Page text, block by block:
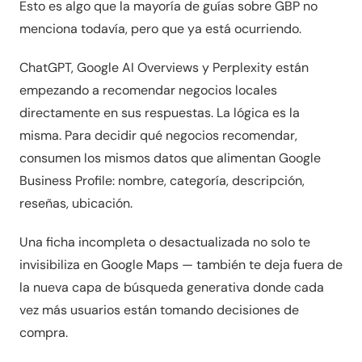
Esto es algo que la mayoría de guías sobre GBP no
menciona todavía, pero que ya está ocurriendo.
ChatGPT, Google AI Overviews y Perplexity están
empezando a recomendar negocios locales
directamente en sus respuestas. La lógica es la
misma. Para decidir qué negocios recomendar,
consumen los mismos datos que alimentan Google
Business Profile: nombre, categoría, descripción,
reseñas, ubicación.
Una ficha incompleta o desactualizada no solo te
invisibiliza en Google Maps — también te deja fuera de
la nueva capa de búsqueda generativa donde cada
vez más usuarios están tomando decisiones de
compra.